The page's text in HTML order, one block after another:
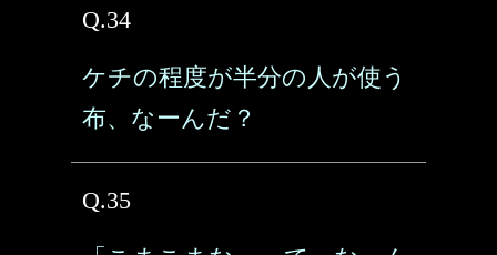
Q.34
ケチの程度が半分の人が使う
布、なーんだ？
Q.35